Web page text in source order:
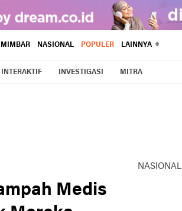
MIMBAR NASIONAL POPULER LAINNYA
INTERAKTIF INVESTIGASI MITRA
Medis
NASIONAL